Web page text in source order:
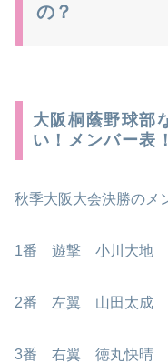
の？
大阪桐蔭野球部
い！メンバー表！
秋季大阪大会決勝のメ
1番 遊撃 小川大地
2番 左翼 山田太成
3番 右翼 徳丸快晴